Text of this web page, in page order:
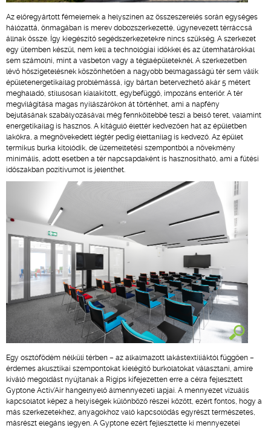
Az előregyártott fémelemek a helyszínen az összeszerelés során egységes
hálózattá, önmagában is merev dobozszerkezetté, úgynevezett térráccsá
állnak össze. Így kiegészítő segédszerkezetekre nincs szükség. A szerkezet
egy ütemben készül, nem kell a technológiai időkkel és az ütemhatárokkal
sem számolni, mint a vasbeton vagy a téglaépületeknél. A szerkezetben
lévő hőszigetelésnek köszönhetően a nagyobb belmagasságú tér sem válik
épületenergetikailag problémássá, így bártan betervezhető akár 5 métert
meghaladó, stílusosan kialakított, egybefüggő, impozáns enteriőr. A tér
megvilágítása magas nyílászárókon át történhet, ami a napfény
bejutásának szabályozásával még fennköltebbé teszi a belső teret, valamint
energetikailag is hasznos. A kitáguló élettér kedvezően hat az épületben
lakókra, a megnövekedett légtér pedig élettanilag is kedvező. Az épület
termikus burka kitolódik, de üzemeltetési szempontból a növekmény
minimális, adott esetben a tér napcsapdaként is hasznosítható, ami a fűtési
időszakban pozitívumot is jelenthet.
Egy osztófödém nélküli térben – az alkalmazott lakástextíliáktól függően –
érdemes akusztikai szempontokat kielégítő burkolatokat választani, amire
kiváló megoldást nyújtanak a Rigips kifejezetten erre a célra fejlesztett
Gyptone Activ'Air hangelnyelő álmennyezeti lapjai. A mennyezet vizuális
kapcsolatot képez a helyiségek különböző részei között, ezért fontos, hogy a
más szerkezetekhez, anyagokhoz való kapcsolódás egyrészt természetes,
másrészt elegáns legyen. A Gyptone ezért fejlesztette ki mennyezetei